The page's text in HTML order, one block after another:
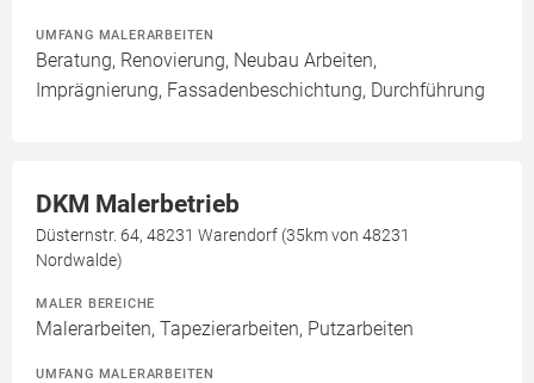
UMFANG MALERARBEITEN
Beratung, Renovierung, Neubau Arbeiten,
Imprägnierung, Fassadenbeschichtung, Durchführung
DKM Malerbetrieb
Düsternstr. 64, 48231 Warendorf (35km von 48231
Nordwalde)
MALER BEREICHE
Malerarbeiten, Tapezierarbeiten, Putzarbeiten
UMFANG MALERARBEITEN